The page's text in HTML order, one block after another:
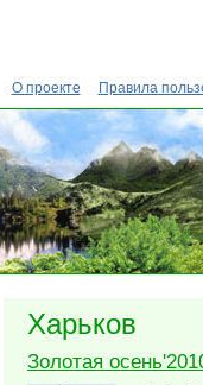
О проекте Правила
Харьков
Золотая